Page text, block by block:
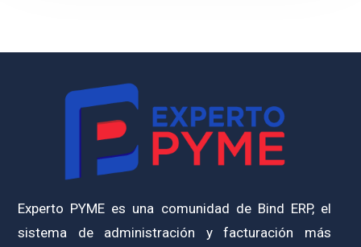
Experto PYME es una comunidad de Bind ERP, el
sistema de administración y facturación más